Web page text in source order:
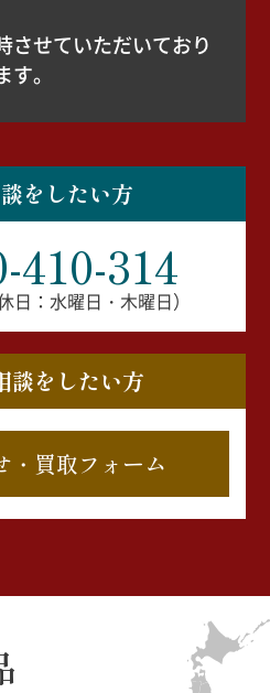
させていただいており
す。
をしたい方
410-314
日：水曜日・木曜日）
談をしたい方
・買取フォーム